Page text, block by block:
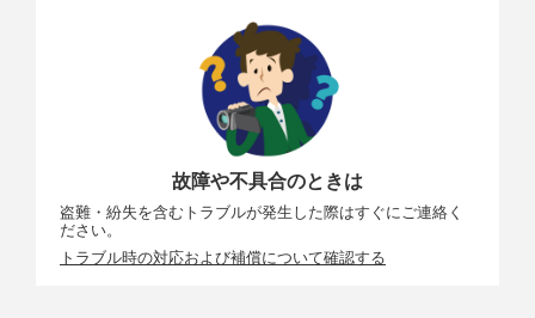
故障や不具合のときは
盗難・紛失を含むトラブルが発生した際はすぐにご連絡く
ださい。
トラブル時の対応および補償について確認する